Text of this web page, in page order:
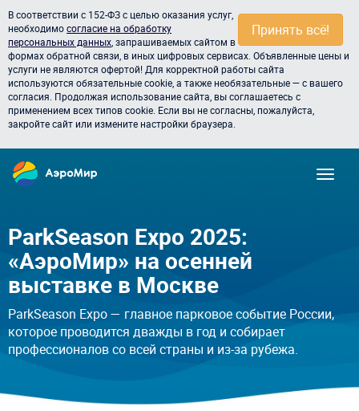
Принять всё!
В соответствии с 152-ФЗ с целью оказания услуг,
необходимосогласие на обработку
персональных данных , запрашиваемых сайтом в
формах обратной связи, в иных цифровых сервисах. Объявленные цены и
услуги не являются офертой! Для корректной работы сайта
используются обязательные cookie, а также необязательные — с вашего
согласия. Продолжая использование сайта, вы соглашаетесь с
применением всех типов cookie. Если вы не согласны, пожалуйста,
закройте сайт или измените настройки браузера.
ParkSeason Expo 2025:
«АэроМир» на осенней
выставке в Москве
ParkSeason Expo — главное парковое событие России,
которое проводится дважды в год и собирает
профессионалов со всей страны и из-за рубежа.